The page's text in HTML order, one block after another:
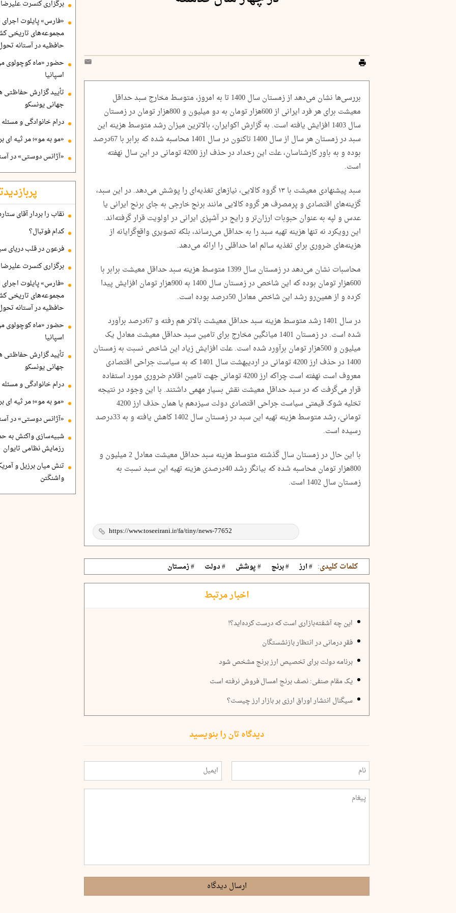
بررسی‌ها نشان می‌دهد از زمستان سال 1400 تا به امروز، متوسط مخارج سبد حداقل
معیشت برای هر فرد ایرانی از 600هزار تومان به دو میلیون و 800هزار تومان در زمستان
سال 1403 افزایش یافته است. به گزارش اکوایران، بالاترین میزان رشد متوسط هزینه این
سبد در زمستان هر سال از سال 1400 تاکنون در سال 1401 محاسبه شده که برابر با 67درصد
بوده و به باور کارشناسان، علت این رخداد در حذف ارز 4200 تومانی در این سال نهفته
است.
سبد پیشنهادی معیشت با ۱۳ گروه کالایی، نیازهای تغذیه‌ای را پوشش می‌دهد. در این سبد،
گزینه‌های اقتصادی و پرمصرف هر گروه کالایی مانند برنج خارجی به جای برنج ایرانی یا
عدس و لپه به عنوان حبوبات ارزان‌تر و رایج در آشپزی ایرانی در اولویت قرار گرفته‌اند.
این رویکرد نه تنها هزینه تهیه سبد را به حداقل می‌رساند، بلکه تصویری واقع‌گرایانه از
هزینه‌های ضروری برای تغذیه سالم اما حداقلی را ارائه می‌دهد.
محاسبات نشان می‌دهد در زمستان سال 1399 متوسط هزینه سبد حداقل معیشت برابر با
600هزار تومان بوده که این شاخص در زمستان سال 1400 به 900هزار تومان افزایش پیدا
کرده و از همین‌رو رشد این شاخص معادل 50درصد بوده است.
در سال 1401 رشد متوسط هزینه سبد حداقل معیشت بالاتر هم رفته و 67درصد برآورد
شده است. در زمستان 1401 میانگین مخارج برای تامین سبد حداقل معیشت معادل یک
میلیون و 500هزار تومان برآورد شده است. علت افزایش زیاد این شاخص نسبت به زمستان
1400 در حذف ارز 4200 تومانی در اردیبهشت سال 1401 که به سیاست جراحی اقتصادی
معروف است نهفته است چراکه ارز 4200 تومانی جهت تامین اقلام ضروری مورد استفاده
قرار می‌گرفت که در سبد حداقل معیشت نقش بسیار مهمی داشتند. با این وجود در نتیجه
تخلیه شوک قیمتی سیاست جراحی اقتصادی دولت سیزدهم یا همان حذف ارز 4200
تومانی، رشد متوسط هزینه تهیه این سبد در زمستان سال 1402 کاهش یافته و به 33درصد
رسیده است.
با این حال در زمستان سال گذشته متوسط هزینه سبد حداقل معیشت معادل 2 میلیون و
800هزار تومان محاسبه شده که بیانگر رشد 40درصدی هزینه تهیه این سبد نسبت به
زمستان سال 1402 است.
کلمات کلیدی: # ارز # برنج # پوشش # دولت # زمستان
اخبار مرتبط
این چه آشفته‌بازاری است که درست کرده‌اید؟!
فقرِ درمانی در انتظار بازنشستگان
برنامه دولت برای تخصیص ارز برنج مشخص شود
یک مقام صنفی: نصف برنج امسال فروش نرفته است
سیگنال انتشار اوراق ارزی بر بازار ارز چیست؟
دیدگاه تان را بنویسید
ارسال دیدگاه
برگزاری کنسرت
«فارس» پایلوت اجرای
مجموعه‌های تاریخی
حافظیه در آستانه
حضور «ماه کوچولوی
اسپانیا
تأیید گزارش حفاظتی
جهانی یونسکو
درام خانوادگی و
«مو به مو»؛ مر ثیه
«آژانس دوستی» در
نقاب را بردار آقای
کدام فوتبال؟
فرعون در قلب دریای
برگزاری کنسرت
«فارس» پایلوت اجرای
مجموعه‌های تاریخی
حافظیه در آستانه
حضور «ماه کوچولوی
اسپانیا
تأیید گزارش حفاظتی
جهانی یونسکو
درام خانوادگی و
«مو به مو»؛ مر ثیه
«آژانس دوستی» در
شبیه‌سازی واکنش به
رزمایش نظامی تایوان
تنش میان برزیل و
واشنگتن